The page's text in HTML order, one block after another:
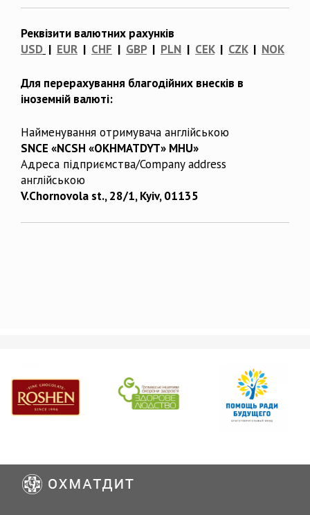
Реквізити валютних рахунків
USD | EUR | CHF | GBP| PLN | CEK| CZK| NOK
Для перерахування благодійних внесків в
іноземній валюті:
Найменування отримувача англійською
SNCE «NCSH «OKHMATDYT» MHU»
Адреса підприємства/Company address
англійською
V.Chornovola st., 28/1, Kyiv, 01135